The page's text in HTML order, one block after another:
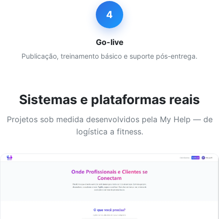
4
Go-live
Publicação, treinamento básico e suporte pós-entrega.
Sistemas e plataformas reais
Projetos sob medida desenvolvidos pela My Help — de
logística a fitness.